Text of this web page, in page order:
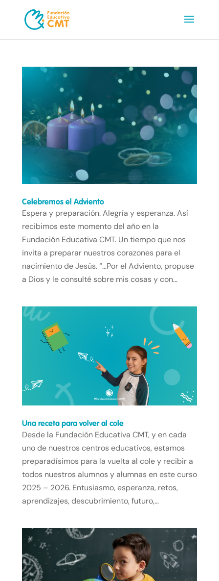
Celebremos el Adviento
Espera y preparación. Alegría y esperanza. Así
recibimos este momento del año en la
Fundación Educativa CMT. Un tiempo que nos
invita a preparar nuestros corazones para el
nacimiento de Jesús. “…Por el Adviento, propuse
a Dios y le consulté sobre mis cosas y con...
Una receta para volver al cole
Desde la Fundación Educativa CMT, y en cada
uno de nuestros centros educativos, estamos
preparadísimos para la vuelta al cole y recibir a
todos nuestros alumnos y alumnas en este curso
2025 – 2026. Entusiasmo, esperanza, retos,
aprendizajes, descubrimiento, futuro,...